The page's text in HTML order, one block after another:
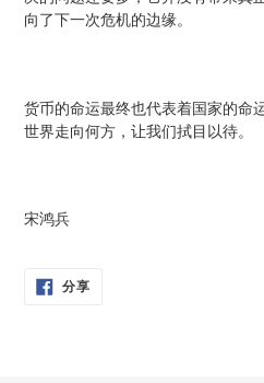
向了下一次危机的边缘。
货币的命运最终也代表着国家的命
世界走向何方，让我们拭目以待。
宋鸿兵
分享分